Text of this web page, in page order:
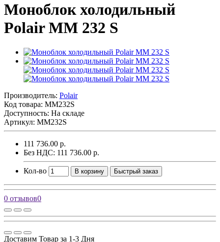
Моноблок холодильный
Polair MM 232 S
Производитель: Polair
Код товара: MM232S
Доступность: На складе
Артикул: MM232S
111 736.00 р.
Без НДС: 111 736.00 р.
Кол-во В корзину Быстрый заказ
0 отзывов0
Доставим Товар за 1-3 Дня